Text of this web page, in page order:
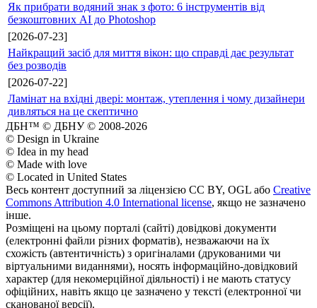
Як прибрати водяний знак з фото: 6 інструментів від
безкоштовних AI до Photoshop
[2026-07-23]
Найкращий засіб для миття вікон: що справді дає результат
без розводів
[2026-07-22]
Ламінат на вхідні двері: монтаж, утеплення і чому дизайнери
дивляться на це скептично
ДБН™ © ДБНУ © 2008-2026
© Design in Ukraine
© Idea in my head
© Made with love
© Located in United States
Весь контент доступний за ліцензією CC BY, OGL або Creative
Commons Attribution 4.0 International license, якщо не зазначено
інше.
Розміщені на цьому порталі (сайті) довідкові документи
(електронні файли різних форматів), незважаючи на їх
схожість (автентичність) з оригіналами (друкованими чи
віртуальними виданнями), носять інформаційно-довідковий
характер (для некомерційної діяльності) і не мають статусу
офіційних, навіть якщо це зазначено у тексті (електронної чи
сканованої версії).